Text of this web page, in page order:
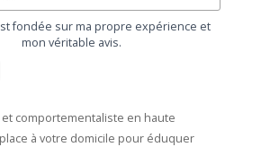
fondée sur ma propre expérience et
mon véritable avis.
comportementaliste en haute
à votre domicile pour éduquer